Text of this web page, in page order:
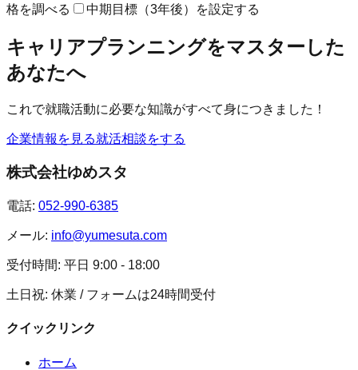
格を調べる
中期目標（3年後）を設定する
キャリアプランニングをマスターした
あなたへ
これで就職活動に必要な知識がすべて身につきました！
企業情報を見る就活相談をする
株式会社ゆめスタ
電話: 052-990-6385
メール: info@yumesuta.com
受付時間: 平日 9:00 - 18:00
土日祝: 休業 / フォームは24時間受付
クイックリンク
ホーム